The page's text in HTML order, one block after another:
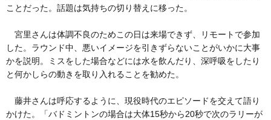
ことだった。話題は気持ちの切り替えに移った。
宮里さんは体調不良のためこの日は来場できず、リモートで参加
した。ラウンド中、悪いイメージを引きずらないことがいかに大事
かを説明。ミスをした場合などには水を飲んだり、深呼吸をしたり
と何かしらの動きを取り入れることを勧めた。
藤井さんは呼応するように、現役時代のエピソードを交えて語り
かけた。「バドミントンの場合は大体15秒から20秒で次のラリーが